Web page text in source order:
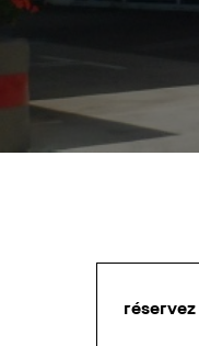
réservez